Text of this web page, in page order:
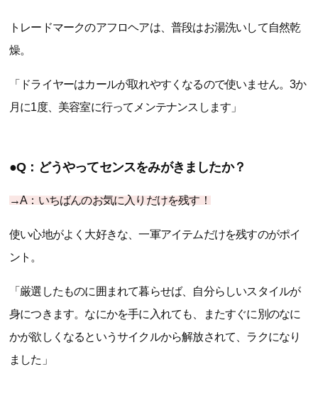
トレードマークのアフロヘアは、普段はお湯洗いして自然乾
燥。
「ドライヤーはカールが取れやすくなるので使いません。3か
月に1度、美容室に行ってメンテナンスします」
●Q：どうやってセンスをみがきましたか？
→A：いちばんのお気に入りだけを残す！
使い心地がよく大好きな、一軍アイテムだけを残すのがポイ
ント。
「厳選したものに囲まれて暮らせば、自分らしいスタイルが
身につきます。なにかを手に入れても、またすぐに別のなに
かが欲しくなるというサイクルから解放されて、ラクになり
ました」